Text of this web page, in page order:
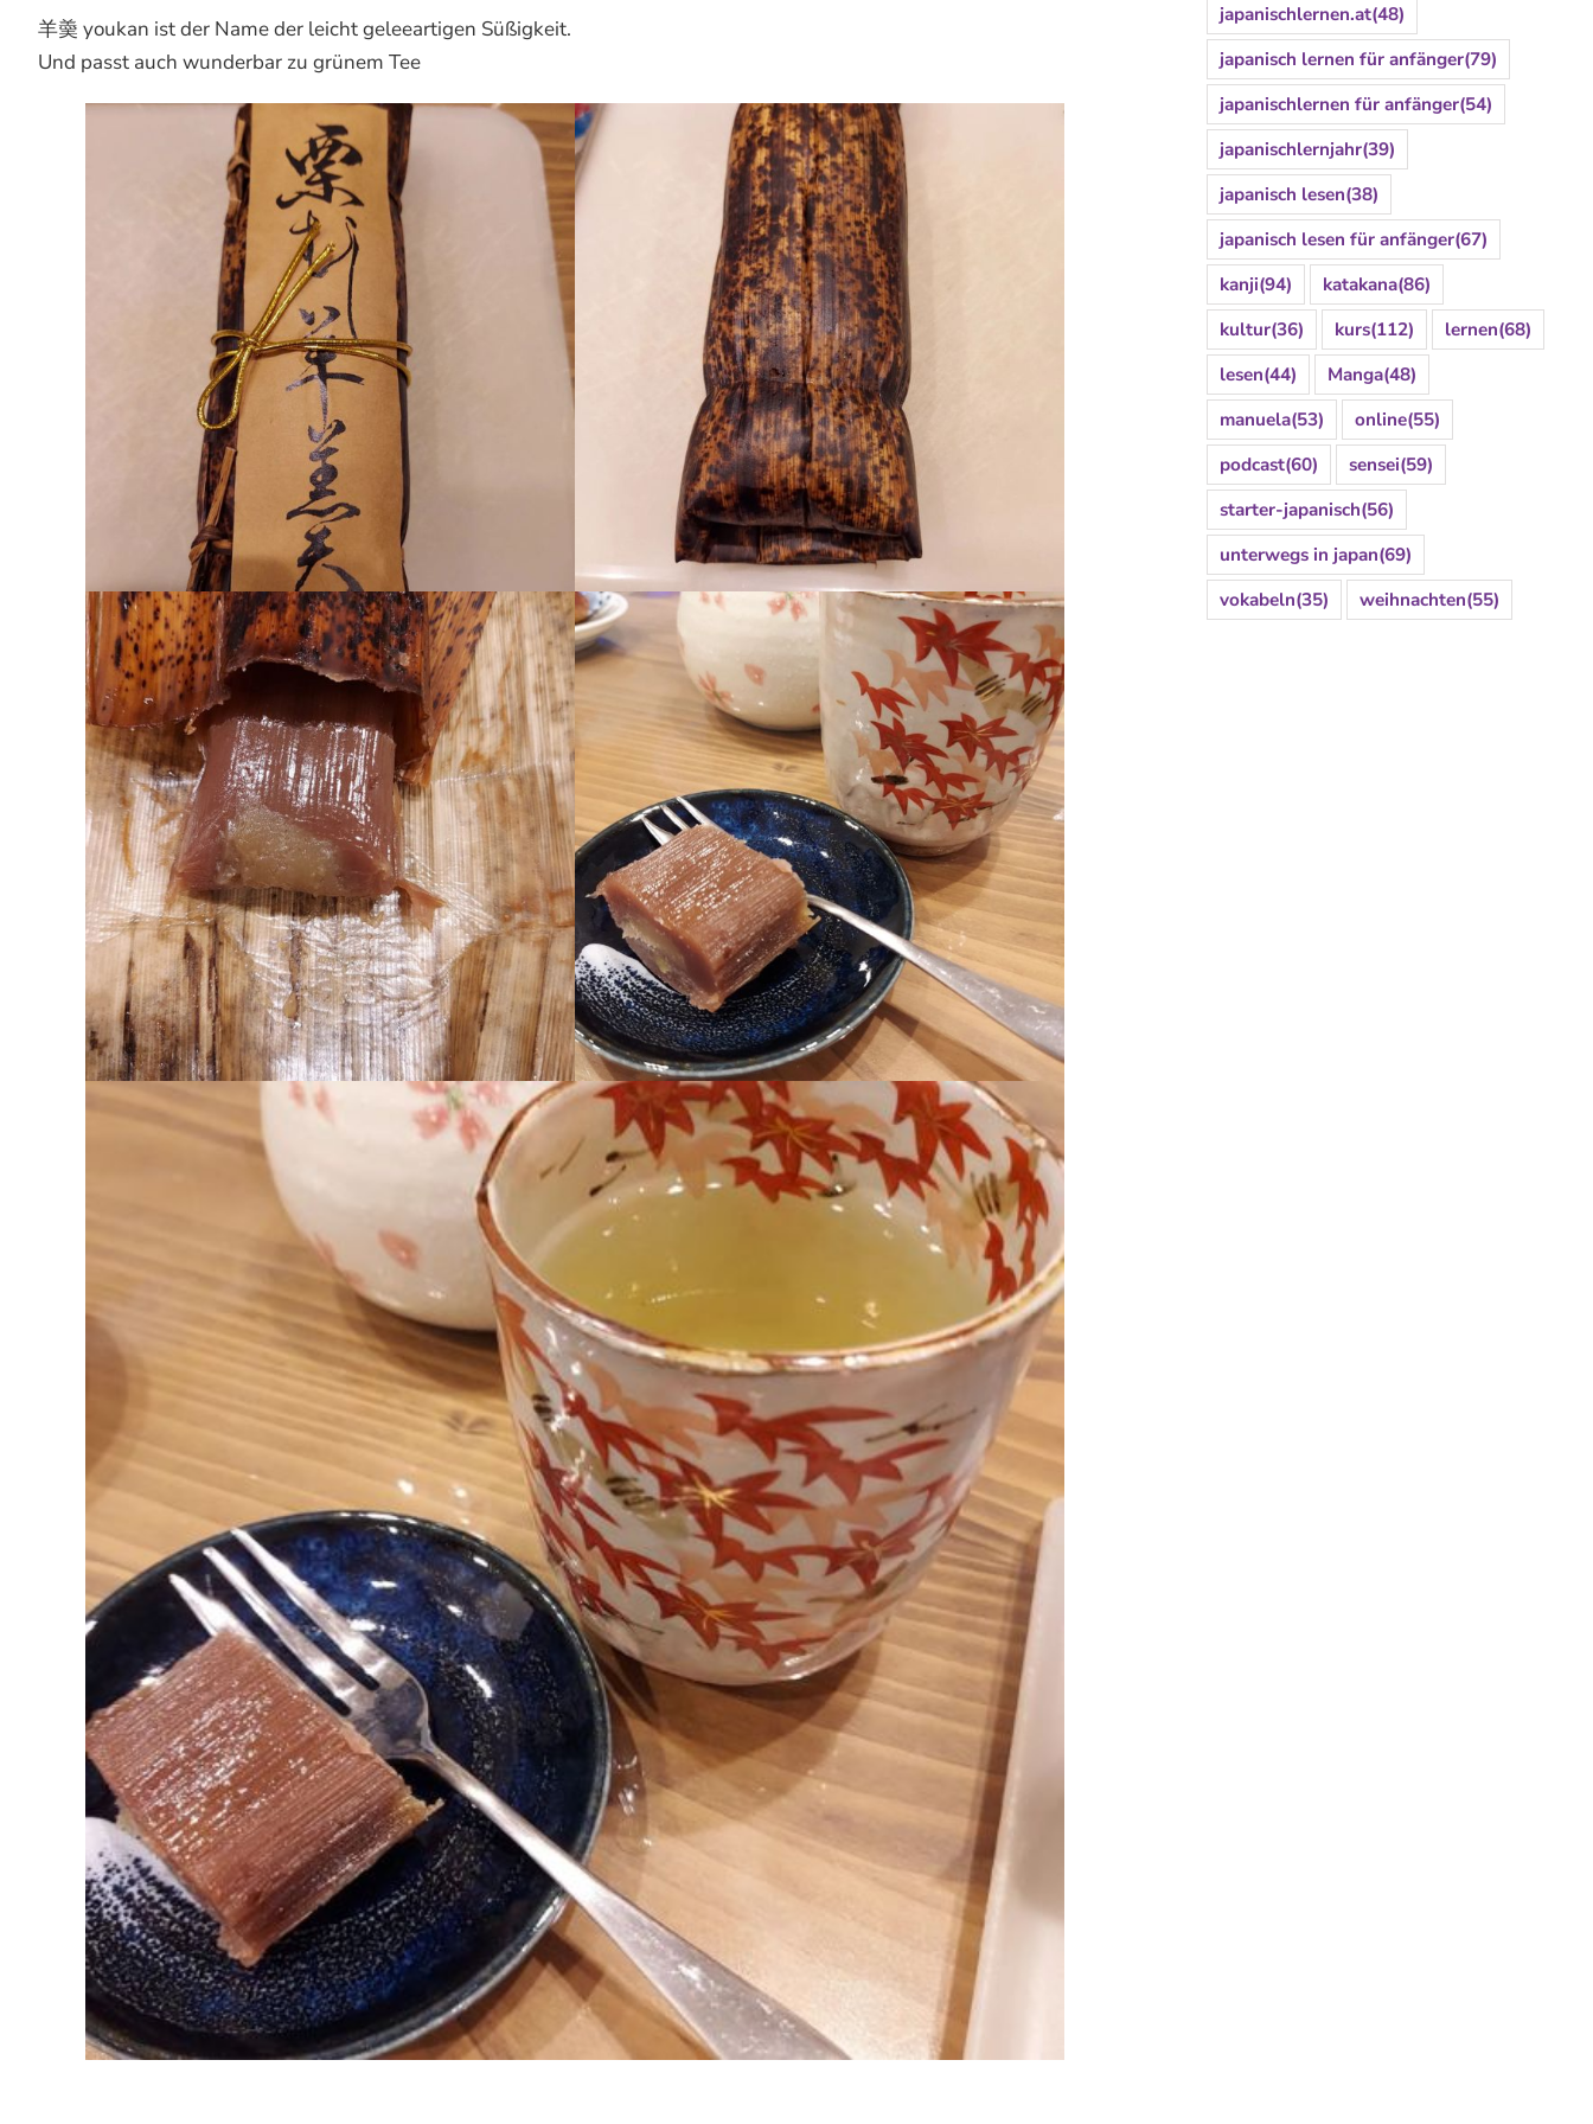
羊羮 youkan ist der Name der leicht geleeartigen Süßigkeit.
Und passt auch wunderbar zu grünem Tee
japanischlernen.at(48)
japanisch lernen für anfänger(79)
japanischlernen für anfänger(54)
japanischlernjahr(39)
japanisch lesen(38)
japanisch lesen für anfänger(67)
kanji(94) katakana(86)
kultur(36) kurs(112) lernen(68)
lesen(44) Manga(48)
manuela(53) online(55)
podcast(60) sensei(59)
starter-japanisch(56)
unterwegs in japan(69)
vokabeln(35) weihnachten(55)